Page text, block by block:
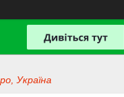
Україна